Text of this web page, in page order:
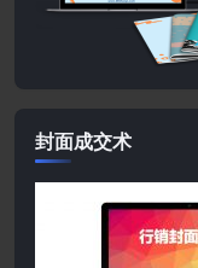
封面成交术